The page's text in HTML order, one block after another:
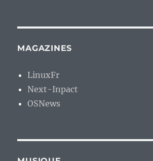
MAGAZINES
LinuxFr
Next-Inpact
OSNews